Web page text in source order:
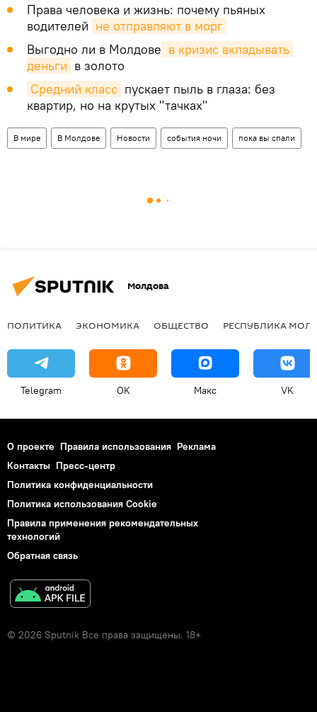
Права человека и жизнь: почему пьяных
водителей не отправляют в морг
Выгодно ли в Молдове в кризис вкладывать
деньги в золото
Средний класс пускает пыль в глаза: без
квартир, но на крутых "тачках"
В мире В Молдове Новости события ночи пока вы спали
Молдова
ПОЛИТИКА ЭКОНОМИКА ОБЩЕСТВО РЕСПУБЛИКА
Telegram OK Макс VK
О проекте Правила использования Реклама
Контакты Пресс-центр
Политика конфиденциальности
Политика использования Cookie
Правила применения рекомендательных
технологий
Обратная связь
© 2026 Sputnik Все права защищены. 18+